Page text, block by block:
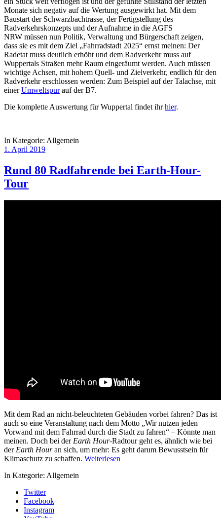
Monate sich negativ auf die Wertung ausgewirkt hat. Mit dem
Baustart der Schwarzbachtrasse, der Fertigstellung des
Radverkehrskonzepts und der Aufnahme in die AGFS
NRW müssen nun Politik, Verwaltung und Bürgerschaft zeigen,
dass sie es mit dem Ziel „Fahrradstadt 2025“ ernst meinen: Der
Radetat muss deutlich erhöht und dem Radverkehr muss auf
Wuppertals Straßen mehr Raum eingeräumt werden. Auch müssen
wichtige Achsen, mit hohem Quell- und Zielverkehr, endlich für den
Radverkehr erschlossen werden: Zum Beispiel auf der Talachse, mit
einerUmweltspurauf der B7.
Die komplette Auswertung für Wuppertal findet ihrhier.
In Kategorie: Allgemein
1. April 2019
Rund 80 Radfahrende bei Earth-Hour-
Tour
Mit dem Rad an nicht-beleuchteten Gebäuden vorbei fahren? Das ist
auch so eine Veranstaltung nach dem Motto „Wir nutzen jeden
Vorwand mit dem Fahrrad durch die Stadt zu fahren“ – Könnte man
meinen. Doch bei der Earth Hour-Radtour geht es, ähnlich wie bei
der Earth Houran sich, um mehr: Es geht darum Bewusstsein für
Klimaschutz zu schaffen. Weiterlesen
In Kategorie: Allgemein
Twitter
Facebook
Instagram